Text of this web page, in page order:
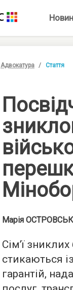
Адвокатура Стаття
Марія
Сім’ї
стикаються
гарантій,